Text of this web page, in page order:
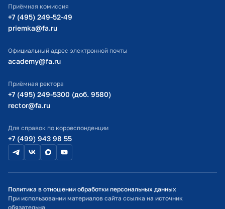
Министерство просвещения РФ
Министерство науки и высшего образования РФ
Приёмная комиссия
+7 (495) 249-52-49
priemka@fa.ru
Официальный адрес электронной почты
academy@fa.ru
Приёмная ректора
+7 (495) 249-5300 (доб. 9580)
rector@fa.ru
Для справок по корреспонденции
+7 (499) 943 98 55
Политика в отношении обработки персональных данных
При использовании материалов сайта ссылка на источник
обязательна